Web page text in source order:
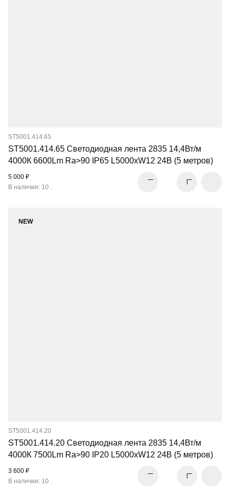
ST5001.414.65
ST5001.414.65 Светодиодная лента 2835 14,4Вт/м
4000К 6600Lm Ra>90 IP65 L5000xW12 24В (5 метров)
5 000 ₽
В наличии: 10 .
NEW
ST5001.414.20
ST5001.414.20 Светодиодная лента 2835 14,4Вт/м
4000К 7500Lm Ra>90 IP20 L5000xW12 24В (5 метров)
3 600 ₽
В наличии: 10 .